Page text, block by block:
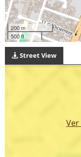
200 m
500 ft
Street View